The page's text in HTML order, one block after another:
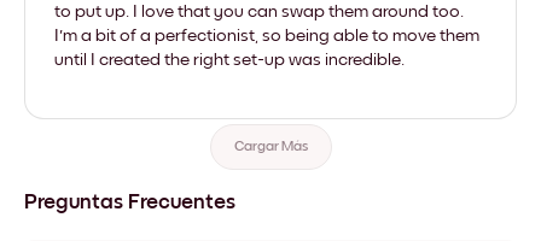
to put up. I love that you can swap them around too.
I'm a bit of a perfectionist, so being able to move them
until I created the right set-up was incredible.
Cargar Más
Preguntas Frecuentes